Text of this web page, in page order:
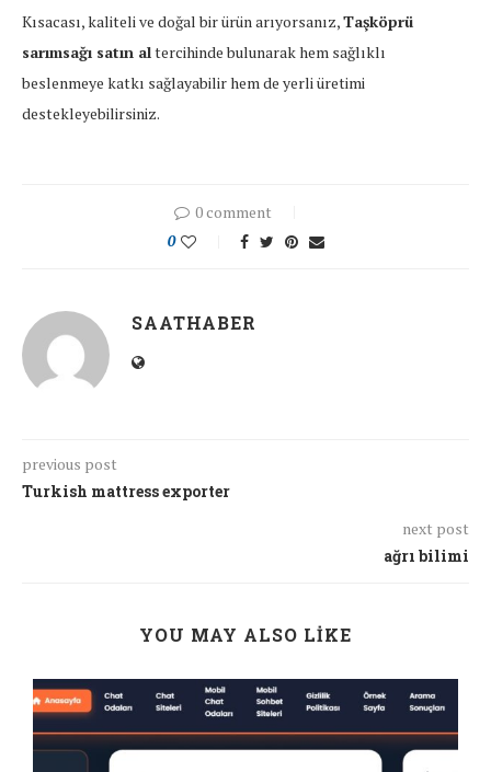
Kısacası, kaliteli ve doğal bir ürün arıyorsanız,Taşköprü
sarımsağı satın altercihinde bulunarak hem sağlıklı
beslenmeye katkı sağlayabilir hem de yerli üretimi
destekleyebilirsiniz.
0 comment
0
SAATHABER
previous post
Turkish mattress exporter
next post
ağrı bilimi
YOU MAY ALSO LIKE